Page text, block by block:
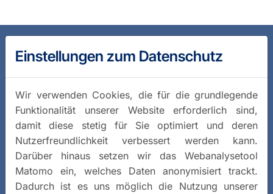
Einstellungen zum Datenschutz
Wir verwenden Cookies, die für die grundlegende
Funktionalität unserer Website erforderlich sind,
damit diese stetig für Sie optimiert und deren
Nutzerfreundlichkeit verbessert werden kann.
Darüber hinaus setzen wir das Webanalysetool
Matomo ein, welches Daten anonymisiert trackt.
Dadurch ist es uns möglich die Nutzung unserer